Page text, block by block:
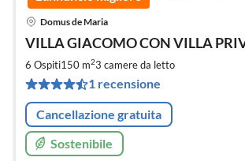
Domus de Maria
VILLA GIACOMO CON VILLA
6 Ospiti150 m23 camere da letto
1 recensione
Cancellazione gratuita
Sostenibile